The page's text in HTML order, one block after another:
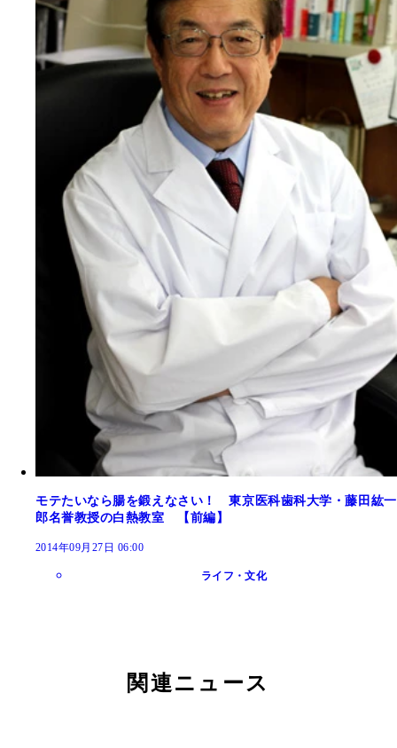
モテたいなら腸を鍛えなさい！ 東京医科歯科大学・藤田紘一
郎名誉教授の白熱教室 【前編】
2014年09月27日 06:00
ライフ・文化
関連ニュース